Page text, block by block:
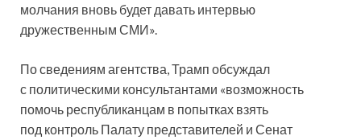
молчания вновь будет давать интервью
дружественным СМИ».
По сведениям агентства, Трамп обсуждал
с политическими консультантами «возможность
помочь республиканцам в попытках взять
под контроль Палату представителей и Сенат